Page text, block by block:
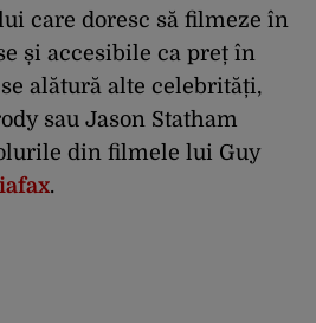
care doresc să filmeze în
și accesibile ca preț în
alătură alte celebrități,
sau Jason Statham
din filmele lui Guy
.